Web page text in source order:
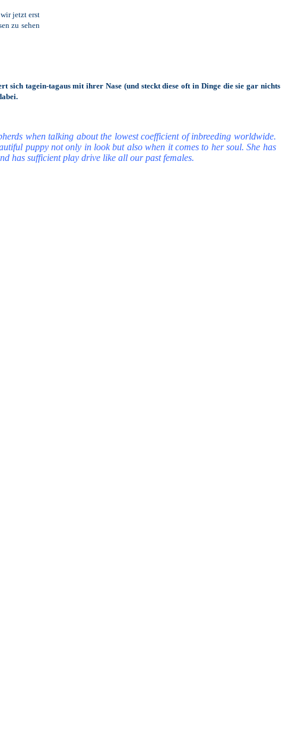
jetzt erst
zu sehen
sich tagein-tagaus mit ihrer Nase (und steckt diese oft in Dinge die sie gar nichts
when talking about the lowest coefficient of inbreeding worldwide.
puppy not only in look but also when it comes to her soul. She has
has sufficient play drive like all our past females.